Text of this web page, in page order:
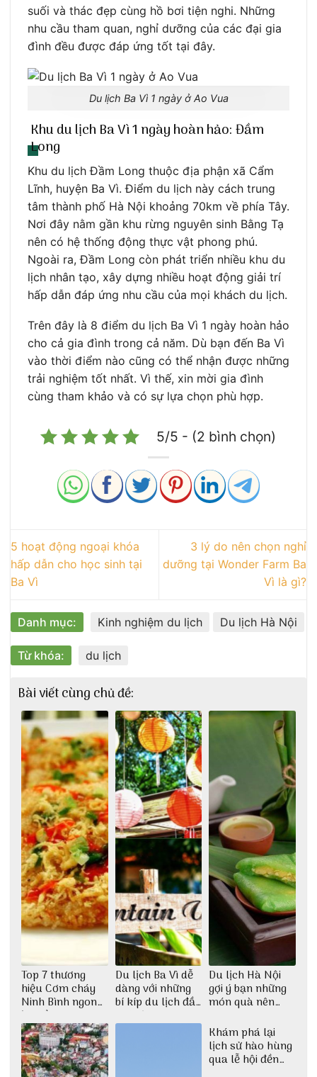
suối và thác đẹp cùng hồ bơi tiện nghi. Những
nhu cầu tham quan, nghỉ dưỡng của các đại gia
đình đều được đáp ứng tốt tại đây.
Du lịch Ba Vì 1 ngày ở Ao Vua
Khu du lịch Ba Vì 1 ngày hoàn hảo: Đầm
Long
Khu du lịch Đầm Long thuộc địa phận xã Cẩm
Lĩnh, huyện Ba Vì. Điểm du lịch này cách trung
tâm thành phố Hà Nội khoảng 70km về phía Tây.
Nơi đây nằm gần khu rừng nguyên sinh Bằng Tạ
nên có hệ thống động thực vật phong phú.
Ngoài ra, Đầm Long còn phát triển nhiều khu du
lịch nhân tạo, xây dựng nhiều hoạt động giải trí
hấp dẫn đáp ứng nhu cầu của mọi khách du lịch.
Trên đây là 8 điểm du lịch Ba Vì 1 ngày hoàn hảo
cho cả gia đình trong cả năm. Dù bạn đến Ba Vì
vào thời điểm nào cũng có thể nhận được những
trải nghiệm tốt nhất. Vì thế, xin mời gia đình
cùng tham khảo và có sự lựa chọn phù hợp.
5/5 - (2 bình chọn)
5 hoạt động ngoại khóa
hấp dẫn cho học sinh tại
Ba Vì
3 lý do nên chọn nghỉ
dưỡng tại Wonder Farm Ba
Vì là gì?
Danh mục: Kinh nghiệm du lịch Du lịch Hà Nội
Từ khóa: du lịch
Bài viết cùng chủ đề:
Top 7 thương
hiệu Cơm cháy
Ninh Bình ngon
‘chuẩn của
chỉnh’
Du lịch Ba Vì dễ
dàng với những
bí kíp du lịch đầy
thú vị
Du lịch Hà Nội
gợi ý bạn những
món quà nên
Khám phá lại
lịch sử hào hùng
qua lễ hội đền